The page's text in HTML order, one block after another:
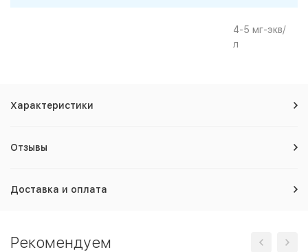
4-5 мг-экв/
л
Характеристики
Отзывы
Доставка и оплата
Рекомендуем